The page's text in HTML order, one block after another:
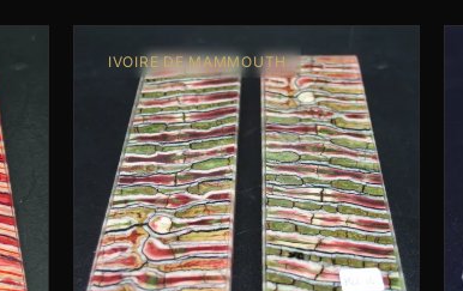
IVOIRE DE MAMMOUTH